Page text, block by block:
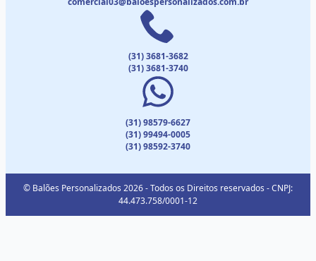
(31) 3681-3682
(31) 3681-3740
(31) 98579-6627
(31) 99494-0005
(31) 98592-3740
© Balões Personalizados 2026 - Todos os Direitos reservados - CNPJ:
44.473.758/0001-12